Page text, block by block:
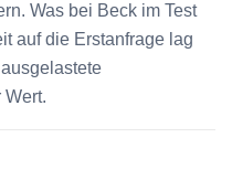
Was bei Beck im Test
auf die Erstanfrage lag